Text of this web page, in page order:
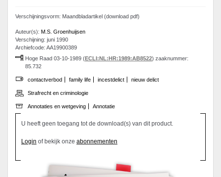
Verschijningsvorm: Maandbladartikel (download pdf)
Auteur(s): M.S. Groenhuijsen
Verschijning: juni 1990
Archiefcode: AA19900389
Hoge Raad 03-10-1989 (ECLI:NL:HR:1989:AB8522) zaaknummer:
85.732
contactverbod family life incestdelict nieuw delict
Strafrecht en criminologie
Annotaties en wetgeving Annotatie
U heeft geen toegang tot de download(s) van dit product.
Login of bekijk onze abonnementen